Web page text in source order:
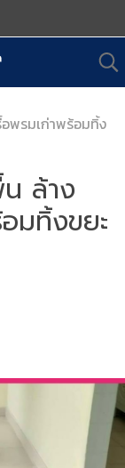
พรมเก่าพร้อมทิ้ง
ล้าง
มทิ้งขยะ